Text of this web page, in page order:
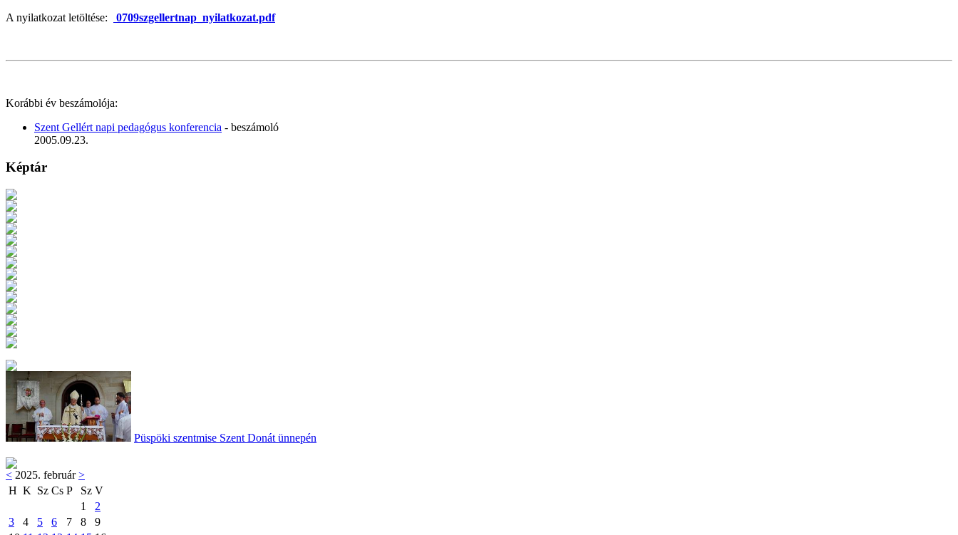
A nyilatkozat letöltése:
0709szgellertnap_nyilatkozat.pdf
Korábbi év beszámolója:
Szent Gellért napi pedagógus konferencia - beszámoló
2005.09.23.
Képtár
Püspöki szentmise Szent Donát ünnepén
< 2025. február>
H K Sz Cs P Sz V
1
2
3
4 5 6 7 8
9